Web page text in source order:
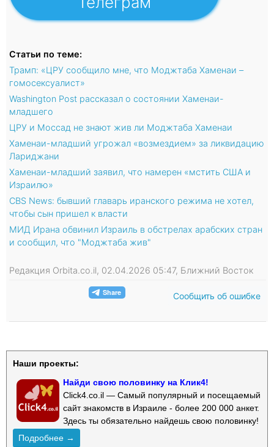
Статьи по теме:
Трамп: «ЦРУ сообщило мне, что Моджтаба Хаменаи –
гомосексуалист»
Washington Post рассказал о состоянии Хаменаи-
младшего
ЦРУ и Моссад не знают жив ли Моджтаба Хаменаи
Хаменаи-младший угрожал «возмездием» за ликвидацию
Лариджани
Хаменаи-младший заявил, что намерен «мстить США и
Израилю»
CBS News: бывший главарь иранского режима не хотел,
чтобы сын пришел к власти
МИД Ирана обвинил Израиль в обстрелах арабских стран
и сообщил, что "Моджтаба жив"
Редакция Orbita.co.il, 02.04.2026 05:47, Ближний Восток
Сообщить об ошибке
Наши проекты:
Найди свою половинку на Клик4!
Click4.co.il — Самый популярный и посещаемый
сайт знакомств в Израиле - более 200 000 анкет.
Здесь ты обязательно найдешь свою половинку!
Подробнее →